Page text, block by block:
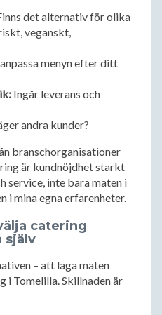
det alternativ för olika
veganskt,
menyn efter ditt
Ingår leverans och
andra kunder?
branschorganisationer
är kundnöjdhet starkt
inte bara maten i
i mina egna erfarenheter.
catering
själv
– att laga maten
i Tomelilla. Skillnaden är